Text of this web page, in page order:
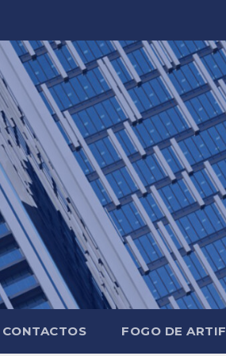
CONTACTOS FOGO DE